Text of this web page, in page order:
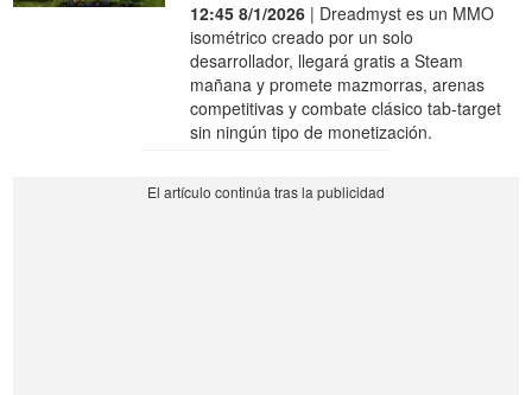
12:45 8/1/2026 | Dreadmyst es un MMO
isométrico creado por un solo
desarrollador, llegará gratis a Steam
mañana y promete mazmorras, arenas
competitivas y combate clásico tab-target
sin ningún tipo de monetización.